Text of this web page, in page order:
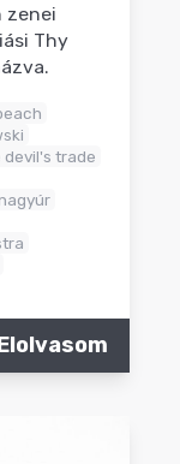
zenei
Thy
devil's trade